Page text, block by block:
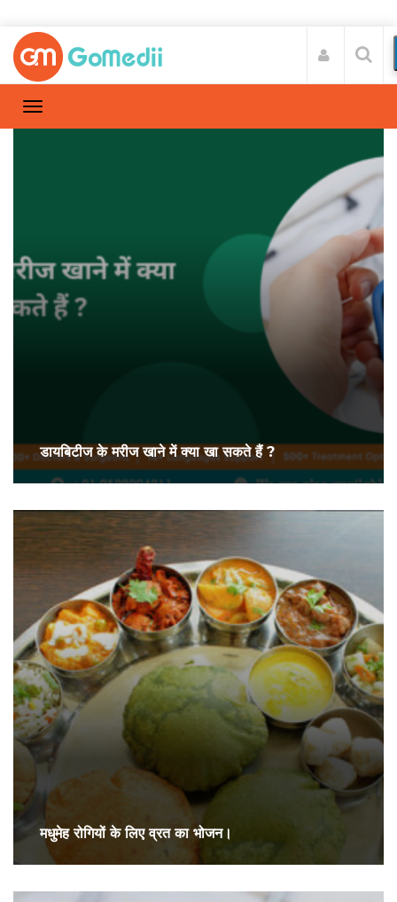
डायबिटीज के मरीज खाने में क्या खा सकते हैं ?
मधुमेह रोगियों के लिए व्रत का भोजन।